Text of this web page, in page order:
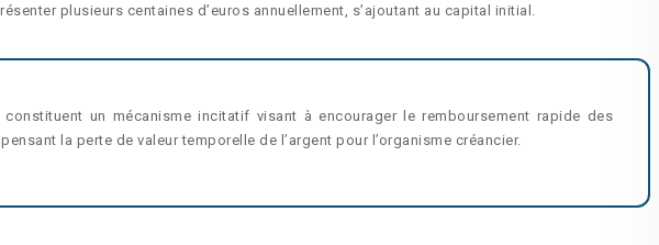
plusieurs centaines d’euros annuellement, s’ajoutant au capital initial.
un mécanisme incitatif visant à encourager le remboursement rapide des
la perte de valeur temporelle de l’argent pour l’organisme créancier.